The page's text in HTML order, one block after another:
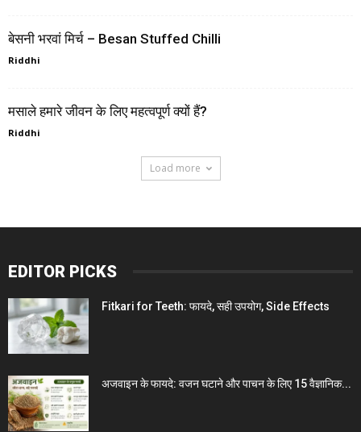
बेसनी भरवां मिर्च – Besan Stuffed Chilli
Riddhi
मसाले हमारे जीवन के लिए महत्वपूर्ण क्यों हैं?
Riddhi
Load more
EDITOR PICKS
Fitkari for Teeth: फायदे, सही उपयोग, Side Effects
अजवाइन के फायदे: वजन घटाने और पाचन के लिए 15 वैज्ञानिक...